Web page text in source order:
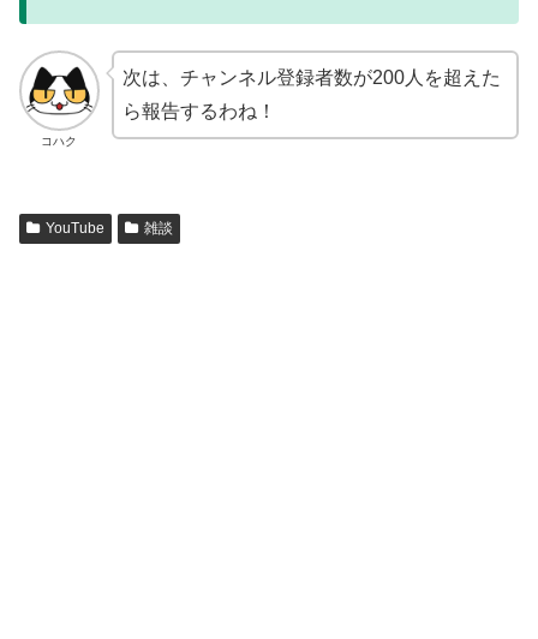
コハク
次は、チャンネル登録者数が200人を超えた
ら報告するわね！
YouTube 雑談